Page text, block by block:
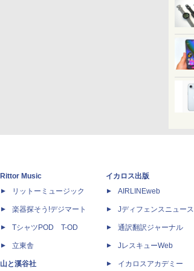
Rittor Music
リットーミュージック
楽器探そう!デジマート
TシャツPOD T-OD
立東舎
山と溪谷社
イカロス出版
AIRLINEweb
Jディフェンスニュース
通訳翻訳ジャーナル
JレスキューWeb
イカロスアカデミー